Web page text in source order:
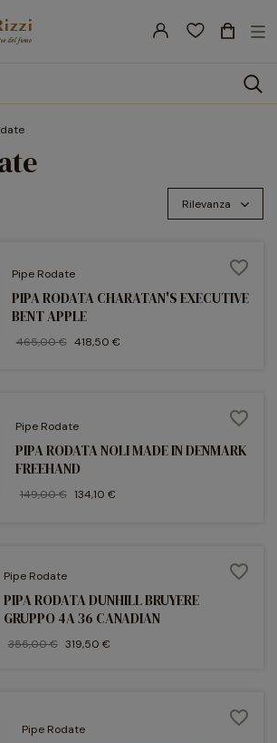
search
☰
Rilevanza
Pipe Rodate
PIPA RODATA CHARATAN'S EXECUTIVE
BENT APPLE
465,00 € 418,50 €
favorite_border
Pipe Rodate
PIPA RODATA NOLI MADE IN DENMARK
FREEHAND
149,00 € 134,10 €
favorite_border
Pipe Rodate
PIPA RODATA DUNHILL BRUYERE
GRUPPO 4A 36 CANADIAN
355,00 € 319,50 €
favorite_border
Pipe Rodate
favorite_border